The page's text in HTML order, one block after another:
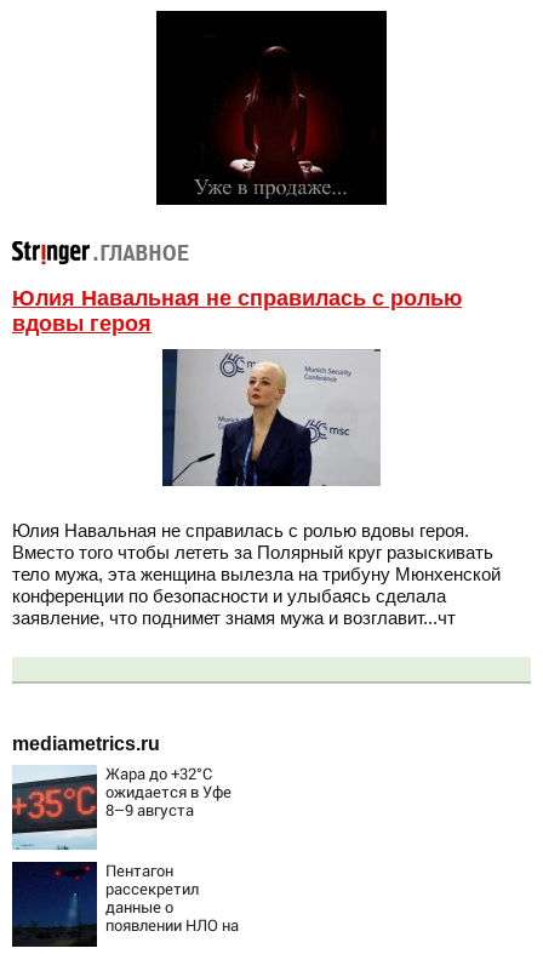
Юлия Навальная не справилась с ролью
вдовы героя
Юлия Навальная не справилась с ролью вдовы героя.
Вместо того чтобы лететь за Полярный круг разыскивать
тело мужа, эта женщина вылезла на трибуну Мюнхенской
конференции по безопасности и улыбаясь сделала
заявление, что поднимет знамя мужа и возглавит...чт
mediametrics.ru
Жара до +32°C
ожидается в Уфе
8–9 августа
Пентагон
рассекретил
данные о
появлении НЛО на